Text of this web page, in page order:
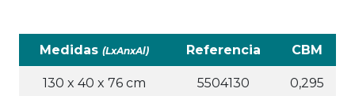
Medidas (LxAnxAl) Referencia CBM
130 x 40 x 76 cm 5504130 0,295